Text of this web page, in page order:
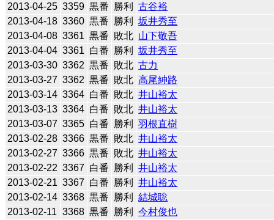
2013-04-25 3359 黒番 勝利
古谷裕
2013-04-18 3360 黒番 勝利
坂井秀至
2013-04-08 3361 黒番 敗北 山下敬吾
2013-04-04 3361 白番 勝利
坂井秀至
2013-03-30 3362 黒番 敗北 古力
2013-03-27 3362 黒番 敗北 高尾紳路
2013-03-14 3364 白番 敗北 井山裕太
2013-03-13 3364 白番 敗北 井山裕太
2013-03-07 3365 白番 勝利
羽根直樹
2013-02-28 3366 黒番 敗北 井山裕太
2013-02-27 3366 黒番 敗北 井山裕太
2013-02-22 3367 白番 勝利
井山裕太
2013-02-21 3367 白番 勝利
井山裕太
2013-02-14 3368 黒番 勝利
結城聡
2013-02-11 3368 黒番 勝利
今村俊也